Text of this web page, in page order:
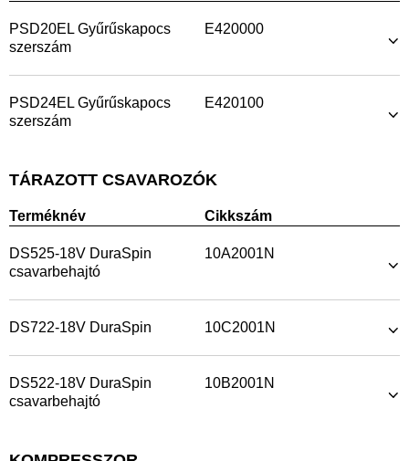
PSD20EL Gyűrűskapocs
szerszám
E420000
PSD24EL Gyűrűskapocs
szerszám
E420100
TÁRAZOTT CSAVAROZÓK
Terméknév Cikkszám
DS525-18V DuraSpin
csavarbehajtó
10A2001N
DS722-18V DuraSpin 10C2001N
DS522-18V DuraSpin
csavarbehajtó
10B2001N